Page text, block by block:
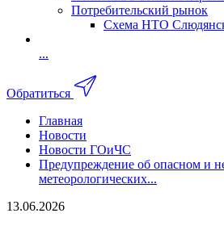
Потребительский рынок
Схема НТО
...
Обратиться
Главная
Новости
Новости ГОиЧС
Предупреждение об опасном и
метеорологических...
13.06.2026